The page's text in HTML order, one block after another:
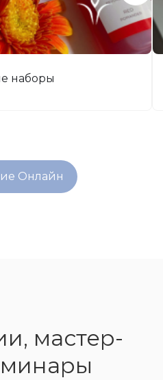
Онлайн
мастер-